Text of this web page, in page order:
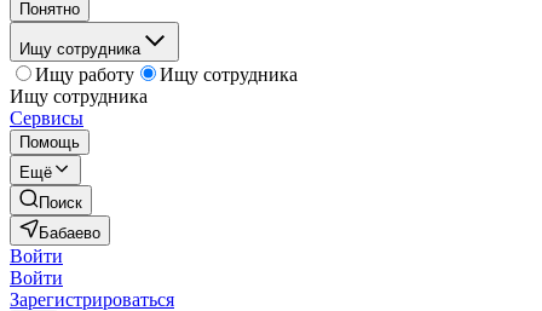
Понятно
Ищу сотрудника
Ищу работу
Ищу сотрудника
Ищу сотрудника
Сервисы
Помощь
Ещё
Поиск
Бабаево
Войти
Войти
Зарегистрироваться